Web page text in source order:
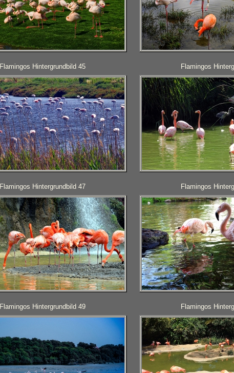
Flamingos Hintergrundbild 45 Flamingos
Flamingos Hintergrundbild 47 Flamingos
Flamingos Hintergrundbild 49 Flamingos